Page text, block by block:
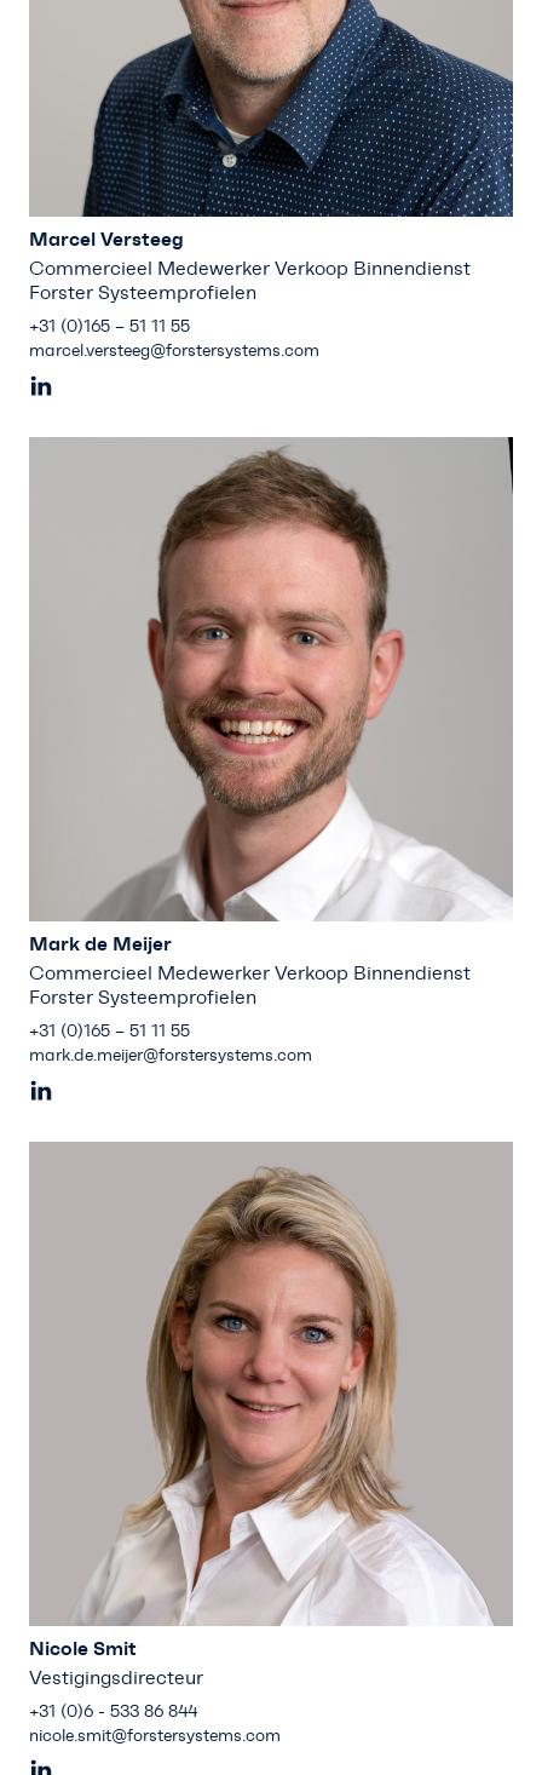
Marcel Versteeg
Commercieel Medewerker Verkoop Binnendienst
Forster Systeemprofielen
+31 (0)165 – 51 11 55
marcel.versteeg@forstersystems.com
Mark de Meijer
Commercieel Medewerker Verkoop Binnendienst
Forster Systeemprofielen
+31 (0)165 – 51 11 55
mark.de.meijer@forstersystems.com
Nicole Smit
Vestigingsdirecteur
+31 (0)6 - 533 86 844
nicole.smit@forstersystems.com